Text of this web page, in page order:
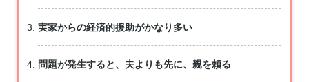
実家からの経済的援助がかなり多い
問題が発生すると、夫よりも先に、親を頼る